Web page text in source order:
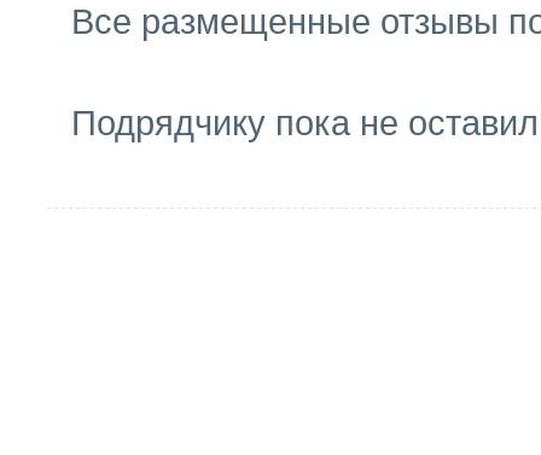
Все размещенные отзывы
Подрядчику пока не